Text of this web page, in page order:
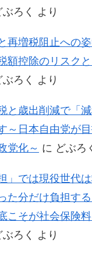
ぶろく より
再増税阻止への
額控除のリスク
ぶろく より
と歳出削減で「減
～日本自由党が
党化～ に どぶろ
」では現役世代
た分だけ負担す
こそが社会保険
ぶろく より